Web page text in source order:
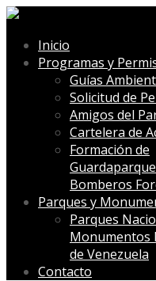
Inicio
Programas y
Guías
Solicitud de
Amigos del
Cartelera de
Formación de
Bomberos
Parques y
Parques
Monumentos
de Venezuela
Contacto